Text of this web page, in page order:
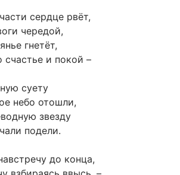
сердце рвёт,
чередой,
гнетёт,
счастье и покой –
суету
небо отошли,
звезду
подели.
до конца,